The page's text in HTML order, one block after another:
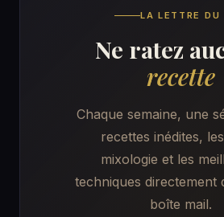
LA LETTRE DU
Ne ratez
recette
Chaque semaine, une
recettes inédites,
mixologie et les
techniques directement
boîte mail.